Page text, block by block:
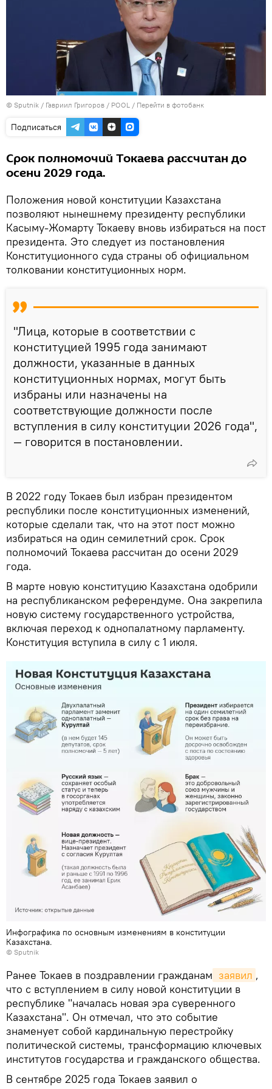
© Sputnik / Гавриил Григоров / POOL / Перейти в фотобанк
Подписаться
Срок полномочий Токаева рассчитан до
осени 2029 года.
Положения новой конституции Казахстана
позволяют нынешнему президенту республики
Касыму-Жомарту Токаеву вновь избираться на пост
президента. Это следует из постановления
Конституционного суда страны об официальном
толковании конституционных норм.
"Лица, которые в соответствии с
конституцией 1995 года занимают
должности, указанные в данных
конституционных нормах, могут быть
избраны или назначены на
соответствующие должности после
вступления в силу конституции 2026 года",
— говорится в постановлении.
В 2022 году Токаев был избран президентом
республики после конституционных изменений,
которые сделали так, что на этот пост можно
избираться на один семилетний срок. Срок
полномочий Токаева рассчитан до осени 2029
года.
В марте новую конституцию Казахстана одобрили
на республиканском референдуме. Она закрепила
новую систему государственного устройства,
включая переход к однопалатному парламенту.
Конституция вступила в силу с 1 июля.
Инфографика по основным изменениям в конституции
Казахстана.
© Sputnik
Ранее Токаев в поздравлении гражданам заявил ,
что с вступлением в силу новой конституции в
республике "началась новая эра суверенного
Казахстана". Он отмечал, что это событие
знаменует собой кардинальную перестройку
политической системы, трансформацию ключевых
институтов государства и гражданского общества.
В сентябре 2025 года Токаев заявил о